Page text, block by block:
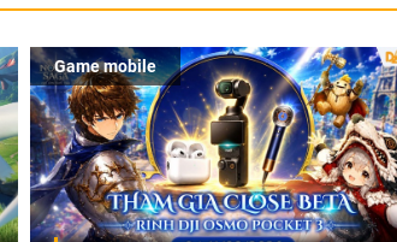
Game mobile